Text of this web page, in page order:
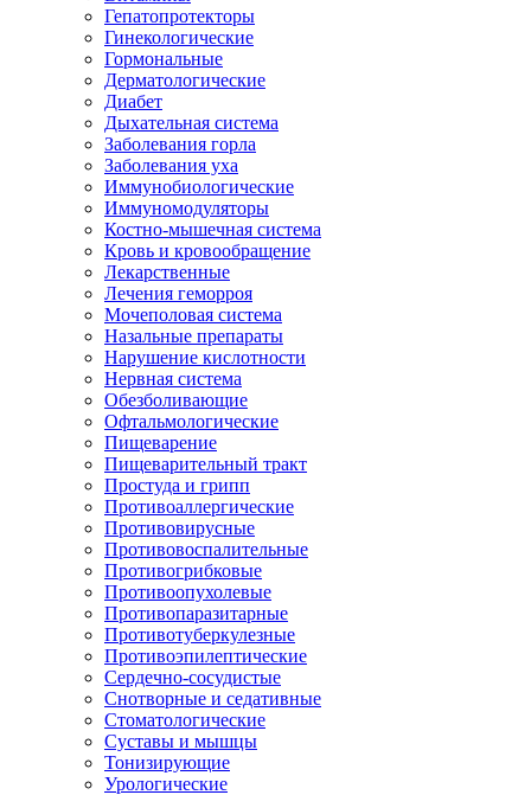
Гепатопротекторы
Гинекологические
Гормональные
Дерматологические
Диабет
Дыхательная система
Заболевания горла
Заболевания уха
Иммунобиологические
Иммуномодуляторы
Костно-мышечная система
Кровь и кровообращение
Лекарственные
Лечения геморроя
Мочеполовая система
Назальные препараты
Нарушение кислотности
Нервная система
Обезболивающие
Офтальмологические
Пищеварение
Пищеварительный тракт
Простуда и грипп
Противоаллергические
Противовирусные
Противовоспалительные
Противогрибковые
Противоопухолевые
Противопаразитарные
Противотуберкулезные
Противоэпилептические
Сердечно-сосудистые
Снотворные и седативные
Стоматологические
Суставы и мышцы
Тонизирующие
Урологические